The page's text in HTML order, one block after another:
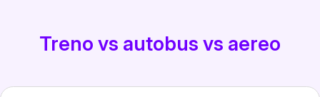
Treno vs autobus vs aereo